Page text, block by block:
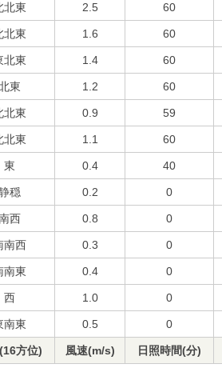
北東 2.5 60
北東 1.6 60
北東 1.4 60
東 1.2 60
北東 0.9 59
北東 1.1 60
東 0.4 40
穏 0.2 0
西 0.8 0
南西 0.3 0
南東 0.4 0
西 1.0 0
南東 0.5 0
方位) 風速(m/s) 日照時間(分)